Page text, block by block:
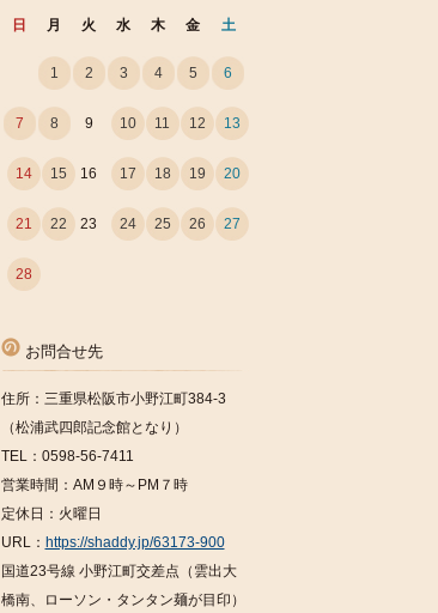
日 月 火 水 木 金 土
1 2 3 4 5 6
7 8 9 10 11 12 13
14 15 16 17 18 19 20
21 22 23 24 25 26 27
28
お問合せ先
住所：三重県松阪市小野江町384-3
（松浦武四郎記念館となり）
TEL：0598-56-7411
営業時間：AM９時～PM７時
定休日：火曜日
URL： https://shaddy.jp/63173-900
国道23号線 小野江町交差点（雲出大
橋南、ローソン・タンタン麺が目印）